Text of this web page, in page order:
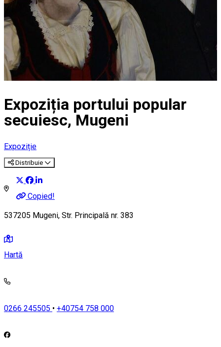
Expoziția portului popular
secuiesc, Mugeni
Expoziție
Distribuie
Copied!
537205 Mugeni, Str. Principală nr. 383
Hartă
0266 245505 • +40754 758 000